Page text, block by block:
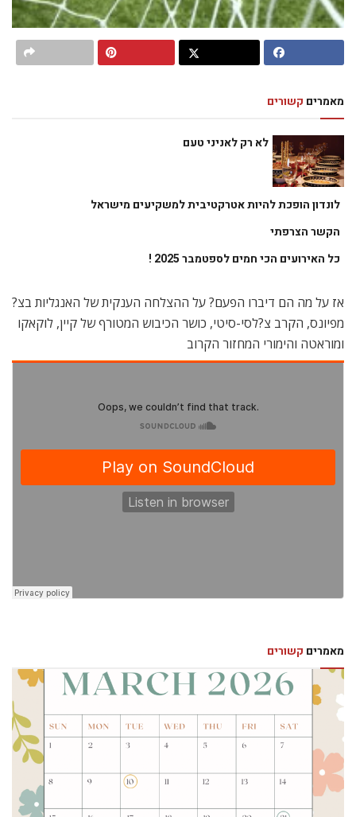
מאמרים קשורים
לא רק לאניני טעם
לונדון הופכת להיות אטרקטיבית למשקיעים מישראל
הקשר הצרפתי
כל האירועים הכי חמים לספטמבר 2025 !
אז על מה הם דיברו הפעם? על ההצלחה הענקית של האנגליות בצ?
מפיונס, הקרב צ?לסי-סיטי, כושר הכיבוש המטורף של קיין, לוקאקו
ומוראטה והימורי המחזור הקרוב
מאמרים קשורים